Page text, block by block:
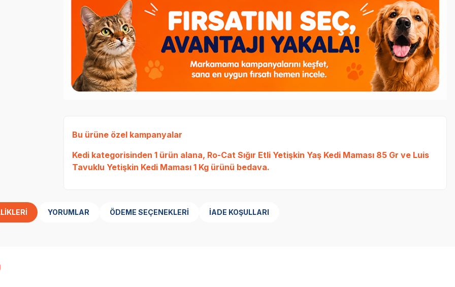
Bu ürüne özel kampanyalar
Kedikategorisinden 1 ürün alana, Ro-Cat Sığır Etli Yetişkin Yaş Kedi Maması 85 Gr ve Luis
Tavuklu Yetişkin Kedi Maması 1 Kgürünü bedava.
YORUMLAR ÖDEME SEÇENEKLERI İADE KOŞULLARI